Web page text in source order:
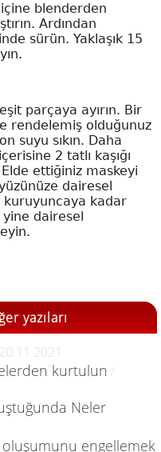
blenderden
Ardından
sürün. Yaklaşık 15
parçaya ayırın. Bir
rendelemiş olduğunuz
suyu sıkın. Daha
2 tatlı kaşığı
ettiğiniz maskeyi
dairesel
kuruyuncaya kadar
dairesel
yazıları
kurtulun /
Neler
oluşumunu engellemek